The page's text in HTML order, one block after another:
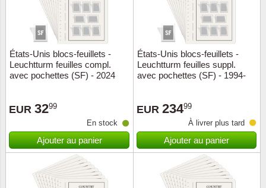
États-Unis blocs-feuillets -
Leuchtturm feuilles compl.
avec pochettes (SF) - 2024
EUR 3299
En stock
Ajouter au panier
États-Unis blocs-feuillets -
Leuchtturm feuilles suppl.
avec pochettes (SF) - 1994-
EUR 23499
À livrer plus tard
Ajouter au panierIslande